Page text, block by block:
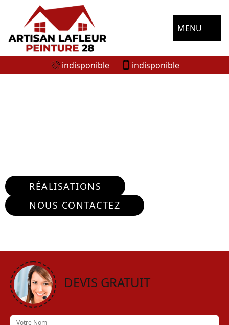
MENU
indisponible indisponible
RÉALISATIONS
NOUS CONTACTEZ
DEVIS GRATUIT